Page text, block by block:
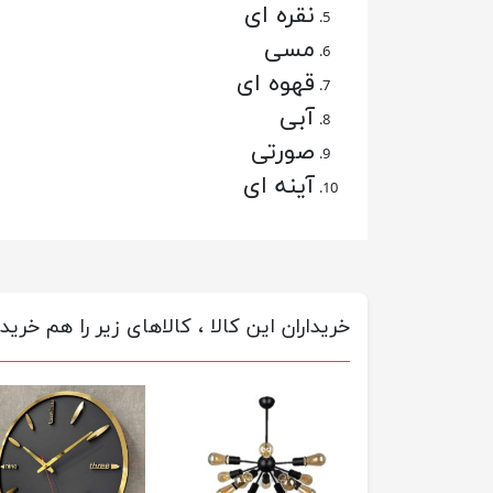
نقره ای
مسی
قهوه ای
آبی
صورتی
آینه ای
خریداران این کالا ، کالاهای زیر را هم